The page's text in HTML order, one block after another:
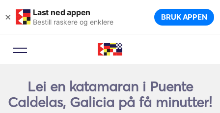
× Last ned appen
Bestill raskere og enklere BRUK APPEN
Lei en katamaran i Puente
Caldelas, Galicia på få minutter!